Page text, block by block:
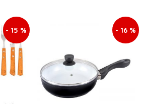
- 15 % - 16 %